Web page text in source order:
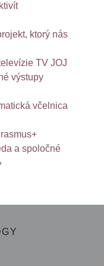
ktorý nás
TV JOJ
výstupy
včelnica
a spoločné